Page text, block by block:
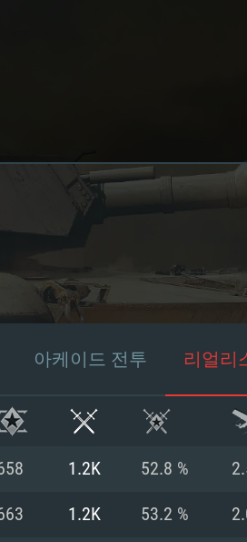
아케이드 전투 리얼리
1.2K 52.8 %
1.2K 53.2 %